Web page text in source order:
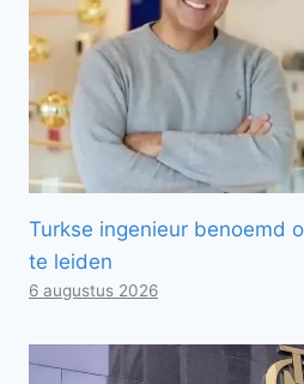
Turkse ingenieur benoemd
te leiden
6 augustus 2026